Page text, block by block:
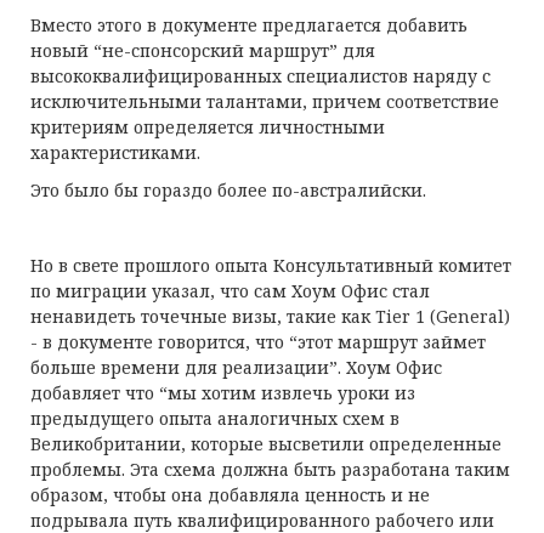
Вместо этого в документе предлагается добавить
новый “не-спонсорский маршрут” для
высококвалифицированных специалистов наряду с
исключительными талантами, причем соответствие
критериям определяется личностными
характеристиками.
Это было бы гораздо более по-австралийски.
Но в свете прошлого опыта Консультативный комитет
по миграции указал, что сам Хоум Офис стал
ненавидеть точечные визы, такие как Tier 1 (General)
- в документе говорится, что “этот маршрут займет
больше времени для реализации”. Хоум Офис
добавляет что “мы хотим извлечь уроки из
предыдущего опыта аналогичных схем в
Великобритании, которые высветили определенные
проблемы. Эта схема должна быть разработана таким
образом, чтобы она добавляла ценность и не
подрывала путь квалифицированного рабочего или